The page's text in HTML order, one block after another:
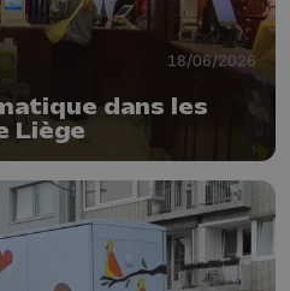
18/06/2026
dans les
Liège